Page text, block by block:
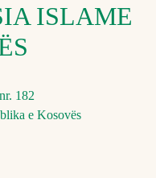
ISLAME
182
e Kosovës